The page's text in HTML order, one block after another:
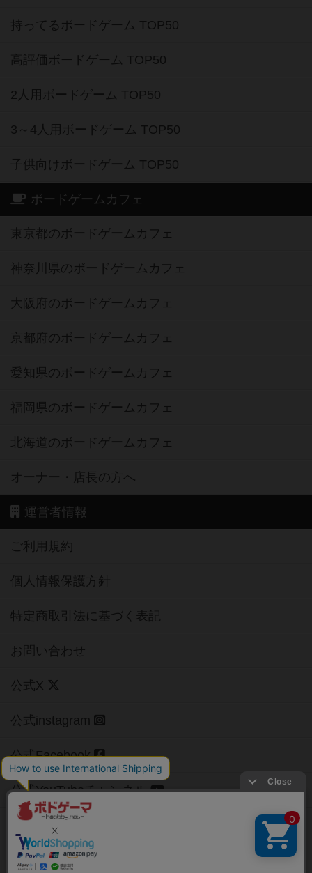
持ってるボードゲーム TOP50
高評価ボードゲーム TOP50
2人用ボードゲーム TOP50
3～4人用ボードゲーム TOP50
子供向けボードゲーム TOP50
ボードゲームカフェ
東京都のボードゲームカフェ
神奈川県のボードゲームカフェ
大阪府のボードゲームカフェ
京都府のボードゲームカフェ
愛知県のボードゲームカフェ
福岡県のボードゲームカフェ
北海道のボードゲームカフェ
オーナー・店長の方へ
運営者情報
ご利用規約
個人情報保護方針
特定商取引法に基づく表記
お問い合わせ
公式X
公式instagram
公式Facebook
公式YouTubeチャンネル